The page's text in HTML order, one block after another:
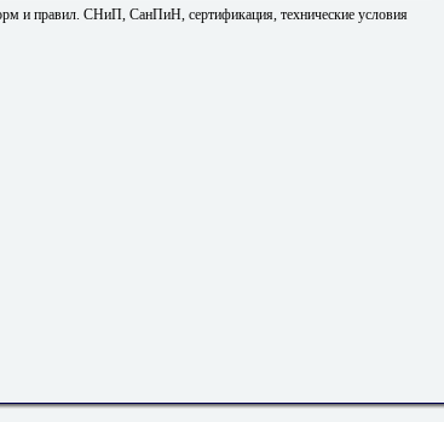
и правил. СНиП, СанПиН, сертификация, технические условия